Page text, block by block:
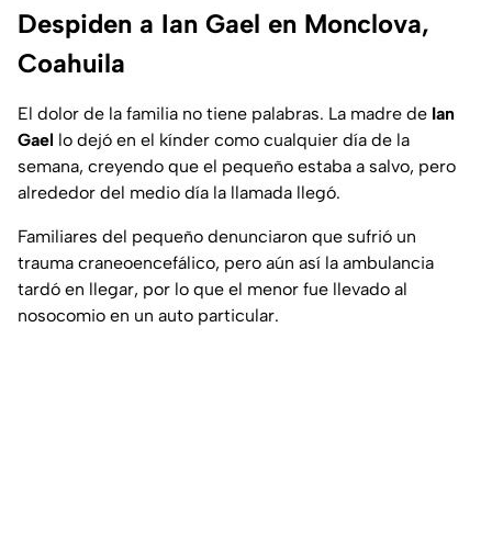
Despiden a Ian Gael en Monclova,
Coahuila
El dolor de la familia no tiene palabras. La madre de Ian
Gael lo dejó en el kínder como cualquier día de la
semana, creyendo que el pequeño estaba a salvo, pero
alrededor del medio día la llamada llegó.
Familiares del pequeño denunciaron que sufrió un
trauma craneoencefálico, pero aún así la ambulancia
tardó en llegar, por lo que el menor fue llevado al
nosocomio en un auto particular.